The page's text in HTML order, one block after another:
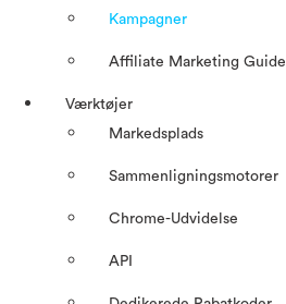
Kampagner
Affiliate Marketing Guide
Værktøjer
Markedsplads
Sammenligningsmotorer
Chrome-Udvidelse
API